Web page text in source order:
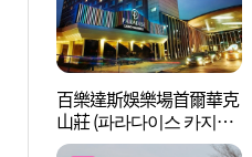
百樂達斯娛樂場首爾華克
山莊 (파라다이스 카지노
워커힐)